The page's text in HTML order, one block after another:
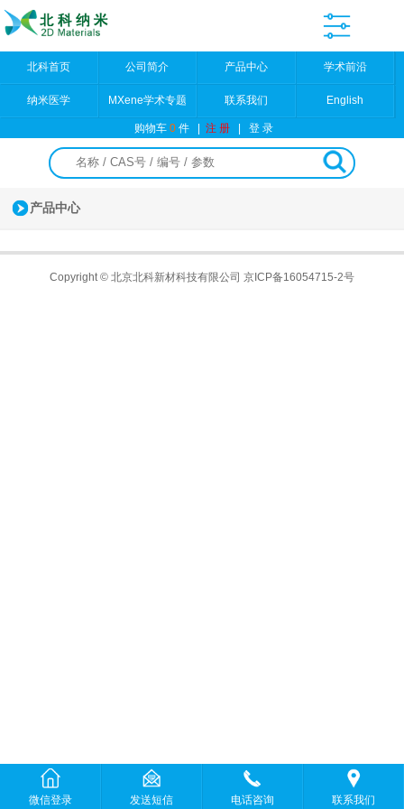
北科首页 公司简介 产品中心 学术前沿
纳米医学 MXene学术专题 联系我们 English
购物车0件 |注 册 |登 录
产品中心
Copyright © 北京北科新材科技有限公司 京ICP备16054715-2号
微信登录 发送短信 电话咨询 联系我们